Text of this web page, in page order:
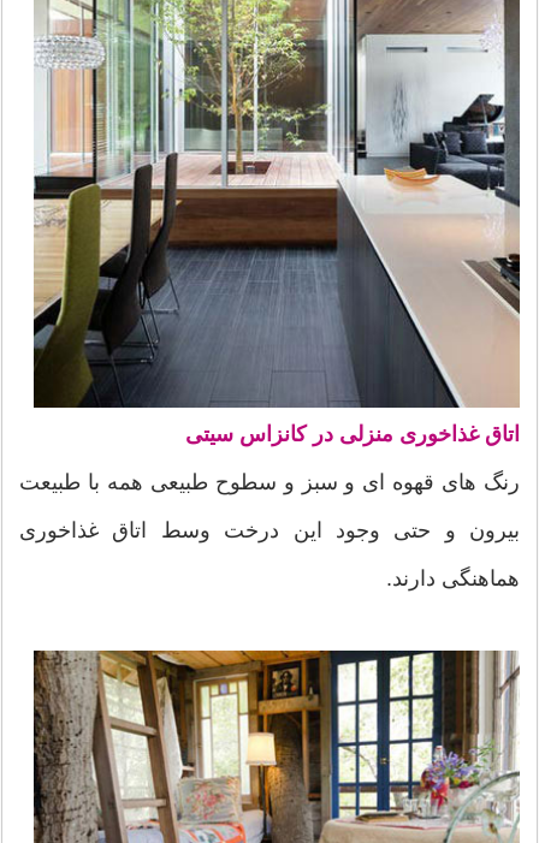
اتاق غذاخوری منزلی در کانزاس سیتی
رنگ های قهوه ای و سبز و سطوح طبیعی همه با طبیعت
بیرون و حتی وجود این درخت وسط اتاق غذاخوری
هماهنگی دارند.